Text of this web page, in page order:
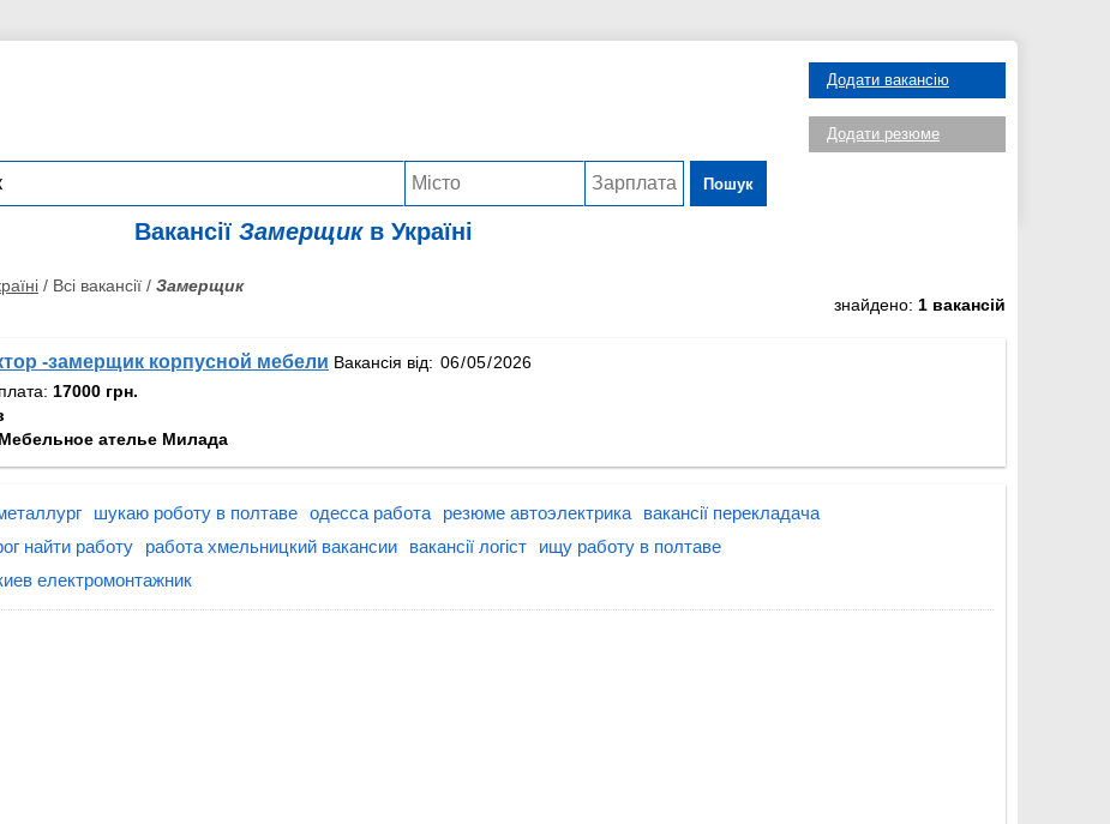
Пошук
Додати вакансію
Додати резюме
Вакансії Замерщикв Україні
/ Всі вакансії / Замерщик
знайдено: 1 вакансій
-замерщик корпусной мебели Вакансія від:
17000 грн.
Мебельное ателье Милада
шукаю роботу в полтаве одесса работа резюме автоэлектрика
вакансії перекладача
найти работу
работа хмельницкий вакансии вакансії логіст
ищу работу в полтаве
електромонтажник